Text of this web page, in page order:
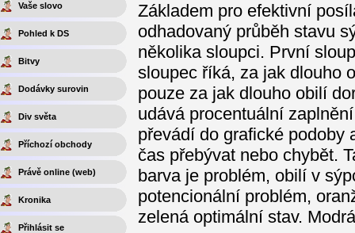
Vaše slovo
Pohled k DS
Bitvy
Dodávky surovin
Div světa
Příchozí obchody
Právě online (web)
Kronika
Přihlásit se
Základem pro efektivní
odhadovaný průběh stavu
několika sloupci. První
sloupec říká, za jak dlouho
pouze za jak dlouho obilí
udává procentuální
převádí do grafické podoby
čas přebývat nebo chybět.
barva je problém, obilí v
potencionální problém,
zelená optimální stav.